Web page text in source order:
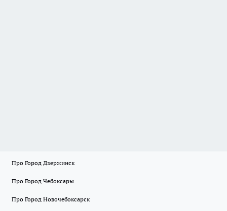
Про Город Дзержинск
Про Город Чебоксары
Про Город Новочебоксарск